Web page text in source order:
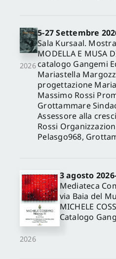
2026
5-27 Settembre
Sala Kursaal. Mostra
MODELLA E MUSA
catalogo Gangemi
Mariastella
progettazione
Massimo Rossi
Grottammare
Assessore alla
Rossi
Pelasgo968,
2026
3 agosto
Mediateca
via Baia del
MICHELE
Catalogo